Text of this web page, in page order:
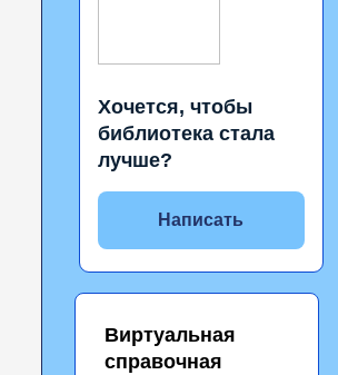
Хочется, чтобы
библиотека стала
лучше?
Написать
Виртуальная
справочная